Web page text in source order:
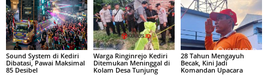
Sound System di Kediri
Dibatasi, Pawai Maksimal
85 Desibel
Warga Ringinrejo Kediri
Ditemukan Meninggal di
Kolam Desa Tunjung
28 Tahun Mengayuh
Becak, Kini Jadi
Komandan Upacara